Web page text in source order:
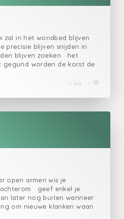
zal in het wondbed blijven
precisie blijven snijden in
blijven zoeken het
gegund worden de korst de
het hout dat zo
vragen ooit worden ze
te gooien te brullen wat
open armen wis je
geef enkel je
later nog buiten wanneer
om nieuwe klanken waan